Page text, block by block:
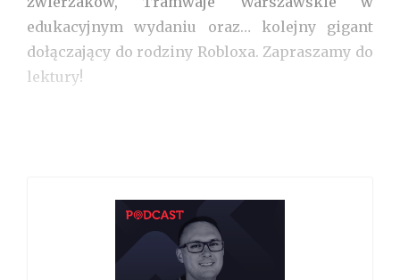
edukacyjnym wydaniu oraz… kolejny gigant
dołączający do rodziny Robloxa. Zapraszamy do
lektury!